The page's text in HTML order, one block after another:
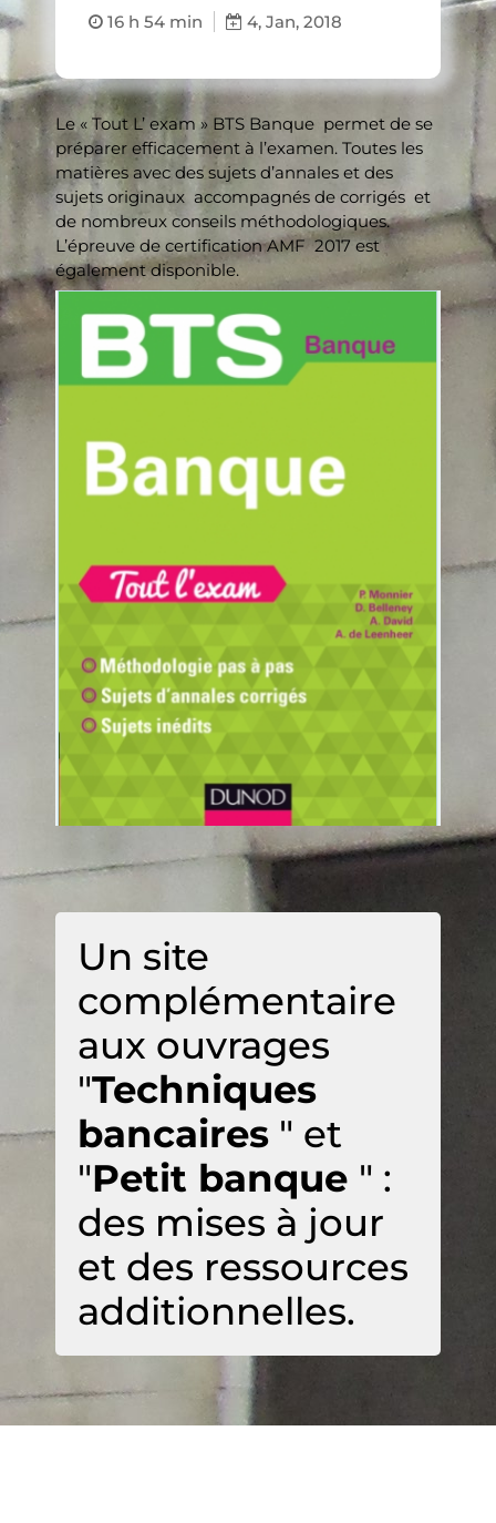
16 h 54 min 4, Jan, 2018
Le « Tout L’ exam » BTS Banque permet de se
préparer efficacement à l’examen. Toutes les
matières avec des sujets d’annales et des
sujets originaux accompagnés de corrigés et
de nombreux conseils méthodologiques.
L’épreuve de certification AMF 2017 est
également disponible.
Un site
complémentaire
aux ouvrages
"Techniques
bancaires " et
"Petit banque " :
des mises à jour
et des ressources
additionnelles.